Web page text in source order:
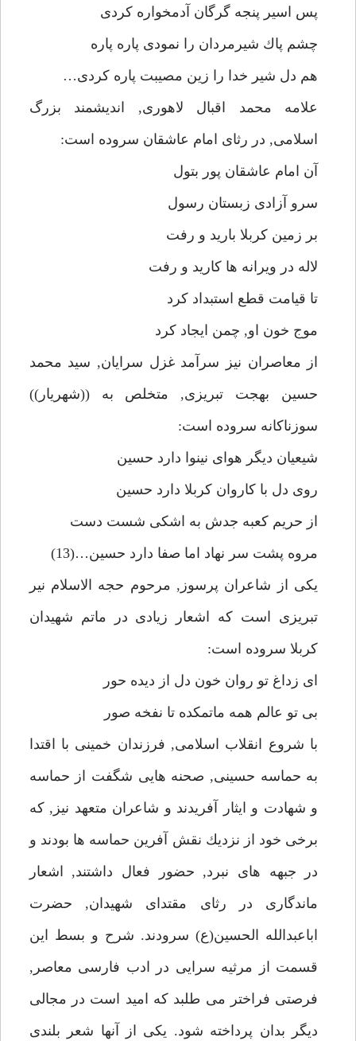
پس اسير پنجه گرگان آدمخواره كردى
چشم پاك شيرمردان را نمودى پاره پاره
هم دل شير خدا را زين مصيبت پاره كردى…
علامه محمد اقبال لاهورى, انديشمند بزرگ
اسلامى, در رثاى امام عاشقان سروده است:
آن امام عاشقان پور بتول
سرو آزادى زبستان رسول
بر زمين كربلا باريد و رفت
لاله در ويرانه ها كاريد و رفت
تا قيامت قطع استبداد كرد
موج خون او, چمن ايجاد كرد
از معاصران نيز سرآمد غزل سرايان, سيد محمد
حسين بهجت تبريزى, متخلص به ((شهريار))
سوزناكانه سروده است:
شيعيان ديگر هواى نينوا دارد حسين
روى دل با كاروان كربلا دارد حسين
از حريم كعبه جدش به اشكى شست دست
مروه پشت سر نهاد اما صفا دارد حسين…(13)
يكى از شاعران پرسوز, مرحوم حجه الاسلام نير
تبريزى است كه اشعار زيادى در ماتم شهيدان
كربلا سروده است:
اى زداغ تو روان خون دل از ديده حور
بى تو عالم همه ماتمكده تا نفخه صور
با شروع انقلاب اسلامى, فرزندان خمينى با اقتدا
به حماسه حسينى, صحنه هايى شگفت از حماسه
و شهادت و ايثار آفريدند و شاعران متعهد نيز, كه
برخى خود از نزديك نقش آفرين حماسه ها بودند و
در جبهه هاى نبرد, حضور فعال داشتند, اشعار
ماندگارى در رثاى مقتداى شهيدان, حضرت
اباعبدالله الحسين(ع) سرودند. شرح و بسط اين
قسمت از مرثيه سرايى در ادب فارسى معاصر,
فرصتى فراختر مى طلبد كه اميد است در مجالى
ديگر بدان پرداخته شود. يكى از آنها شعر بلندى